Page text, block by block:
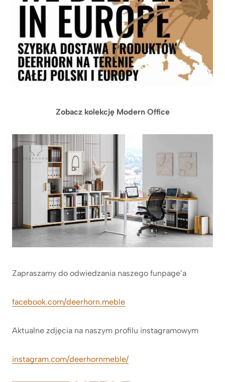
Zobacz kolekcję Modern Office
Zapraszamy do odwiedzania naszego funpage’a
facebook.com/deerhorn.meble
Aktualne zdjęcia na naszym profilu instagramowym
instagram.com/deerhornmeble/